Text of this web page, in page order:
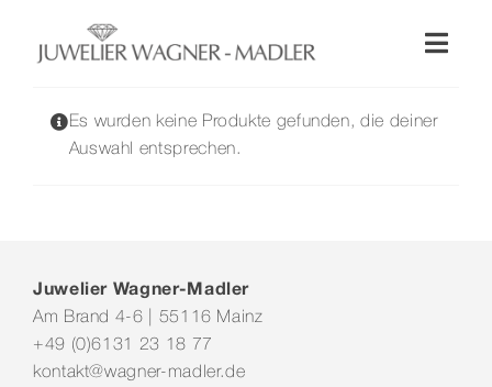
springen
Wellendorff
Es wurden keine Produkte gefunden, die deiner
Auswahl entsprechen.
Juwelier Wagner-Madler
Am Brand 4-6 | 55116 Mainz
+49 (0)6131 23 18 77
kontakt@wagner-madler.de